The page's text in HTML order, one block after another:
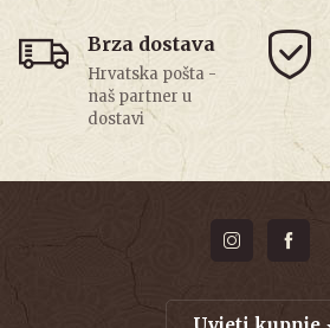
Brza dostava
Hrvatska pošta -
naš partner u
dostavi